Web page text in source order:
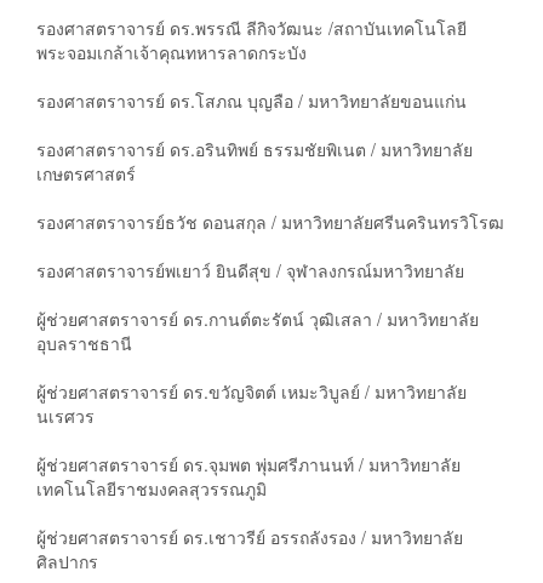
รองศาสตราจารย์ ดร.พรรณี ลีกิจวัฒนะ /สถาบันเทคโนโลยี
พระจอมเกล้าเจ้าคุณทหารลาดกระบัง
รองศาสตราจารย์ ดร.โสภณ บุญลือ / มหาวิทยาลัยขอนแก่น
รองศาสตราจารย์ ดร.อรินทิพย์ ธรรมชัยพิเนต / มหาวิทยาลัย
เกษตรศาสตร์
รองศาสตราจารย์ธวัช ดอนสกุล / มหาวิทยาลัยศรีนครินทรวิโรฒ
รองศาสตราจารย์พเยาว์ ยินดีสุข / จุฬาลงกรณ์มหาวิทยาลัย
ผู้ช่วยศาสตราจารย์ ดร.กานต์ตะรัตน์ วุฒิเสลา / มหาวิทยาลัย
อุบลราชธานี
ผู้ช่วยศาสตราจารย์ ดร.ขวัญจิตต์ เหมะวิบูลย์ / มหาวิทยาลัย
นเรศวร
ผู้ช่วยศาสตราจารย์ ดร.จุมพต พุ่มศรีภานนท์ / มหาวิทยาลัย
เทคโนโลยีราชมงคลสุวรรณภูมิ
ผู้ช่วยศาสตราจารย์ ดร.เชาวรีย์ อรรถลังรอง / มหาวิทยาลัย
ศิลปากร